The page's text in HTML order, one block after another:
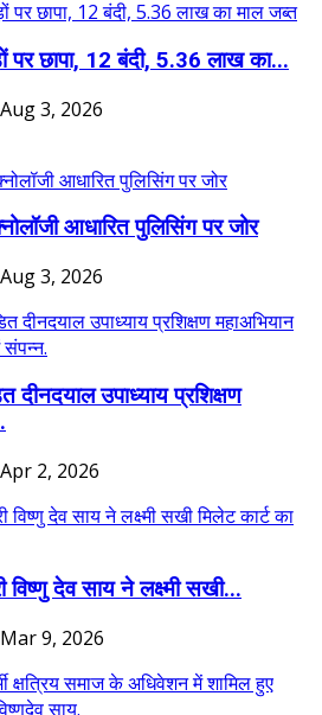
पर छापा, 12 बंदी, 5.36 लाख का...
Aug 3, 2026
आधारित पुलिसिंग पर जोर
Aug 3, 2026
दीनदयाल उपाध्याय प्रशिक्षण
Apr 2, 2026
विष्णु देव साय ने लक्ष्मी सखी...
Mar 9, 2026